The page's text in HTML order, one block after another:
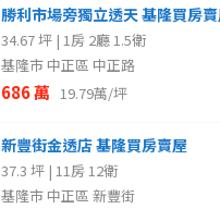
勝利市場旁獨立透天 基隆買房
34.67 坪 | 1房 2廳 1.5衛
基隆市 中正區 中正路
686 萬 19.79萬/坪
新豐街金透店 基隆買房賣屋
37.3 坪 | 11房 12衛
基隆市 中正區 新豐街